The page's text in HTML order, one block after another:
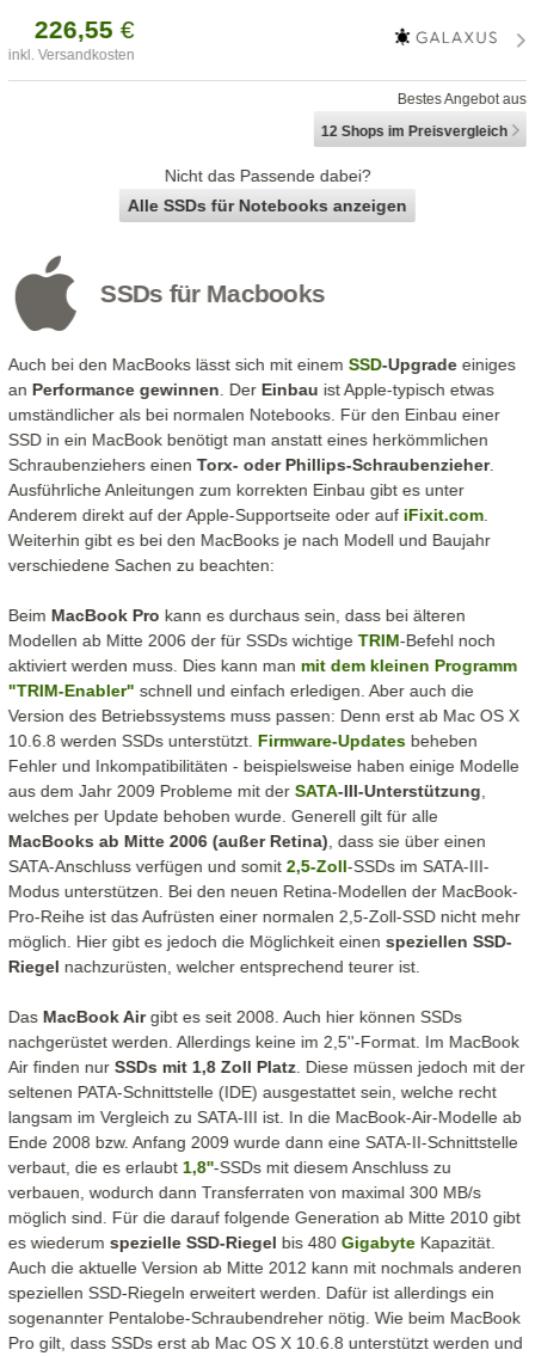
226,55 €
inkl. Versandkosten
Bestes Angebot aus
12 Shopsim Preisvergleich
Nicht das Passende dabei?
Alle SSDs für Notebooks anzeigen
SSDs für Macbooks
Auch bei den MacBooks lässt sich mit einemSSD-Upgrade einiges
anPerformance gewinnen . DerEinbau ist Apple-typisch etwas
umständlicher als bei normalen Notebooks. Für den Einbau einer
SSD in ein MacBook benötigt man anstatt eines herkömmlichen
Schraubenziehers einenTorx- oder Phillips-Schraubenzieher.
Ausführliche Anleitungen zum korrekten Einbau gibt es unter
Anderem direkt auf der Apple-Supportseite oder aufiFixit.com
Weiterhin gibt es bei den MacBooks je nach Modell und Baujahr
verschiedene Sachen zu beachten:
BeimMacBook Pro kann es durchaus sein, dass bei älteren
Modellen ab Mitte 2006 der für SSDs wichtigeTRIM-Befehl noch
aktiviert werden muss. Dies kann manmit dem kleinen Programm
"TRIM-Enabler" schnell und einfach erledigen. Aber auch die
Version des Betriebssystems muss passen: Denn erst ab Mac OS X
10.6.8 werden SSDs unterstützt.Firmware-Updates beheben
Fehler und Inkompatibilitäten - beispielsweise haben einige Modelle
aus dem Jahr 2009 Probleme mit derSATA-III-Unterstützung
welches per Update behoben wurde. Generell gilt für alle
MacBooks ab Mitte 2006 (außer Retina) , dass sie über einen
SATA-Anschluss verfügen und somit2,5-Zoll-SSDs im SATA-III-
Modus unterstützen. Bei den neuen Retina-Modellen der MacBook-
Pro-Reihe ist das Aufrüsten einer normalen 2,5-Zoll-SSD nicht mehr
möglich. Hier gibt es jedoch die Möglichkeit einenspeziellen SSD-
Riegel nachzurüsten, welcher entsprechend teurer ist.
DasMacBook Airgibt es seit 2008. Auch hier können SSDs
nachgerüstet werden. Allerdings keine im 2,5''-Format. Im MacBook
Air finden nurSSDs mit 1,8 Zoll Platz . Diese müssen jedoch mit der
seltenen PATA-Schnittstelle (IDE) ausgestattet sein, welche recht
langsam im Vergleich zu SATA-III ist. In die MacBook-Air-Modelle ab
Ende 2008 bzw. Anfang 2009 wurde dann eine SATA-II-Schnittstelle
verbaut, die es erlaubt1,8''-SSDs mit diesem Anschluss zu
verbauen, wodurch dann Transferraten von maximal 300 MB/s
möglich sind. Für die darauf folgende Generation ab Mitte 2010 gibt
es wiederumspezielle SSD-Riegel bis 480Gigabyte Kapazität.
Auch die aktuelle Version ab Mitte 2012 kann mit nochmals anderen
speziellen SSD-Riegeln erweitert werden. Dafür ist allerdings ein
sogenannter Pentalobe-Schraubendreher nötig. Wie beim MacBook
Pro gilt, dass SSDs erst ab Mac OS X 10.6.8 unterstützt werden und